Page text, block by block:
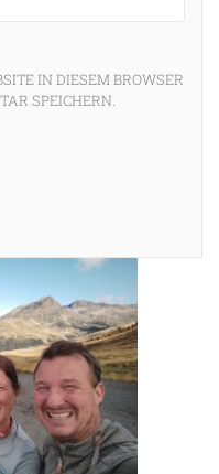
IN DIESEM BROWSER
SPEICHERN.